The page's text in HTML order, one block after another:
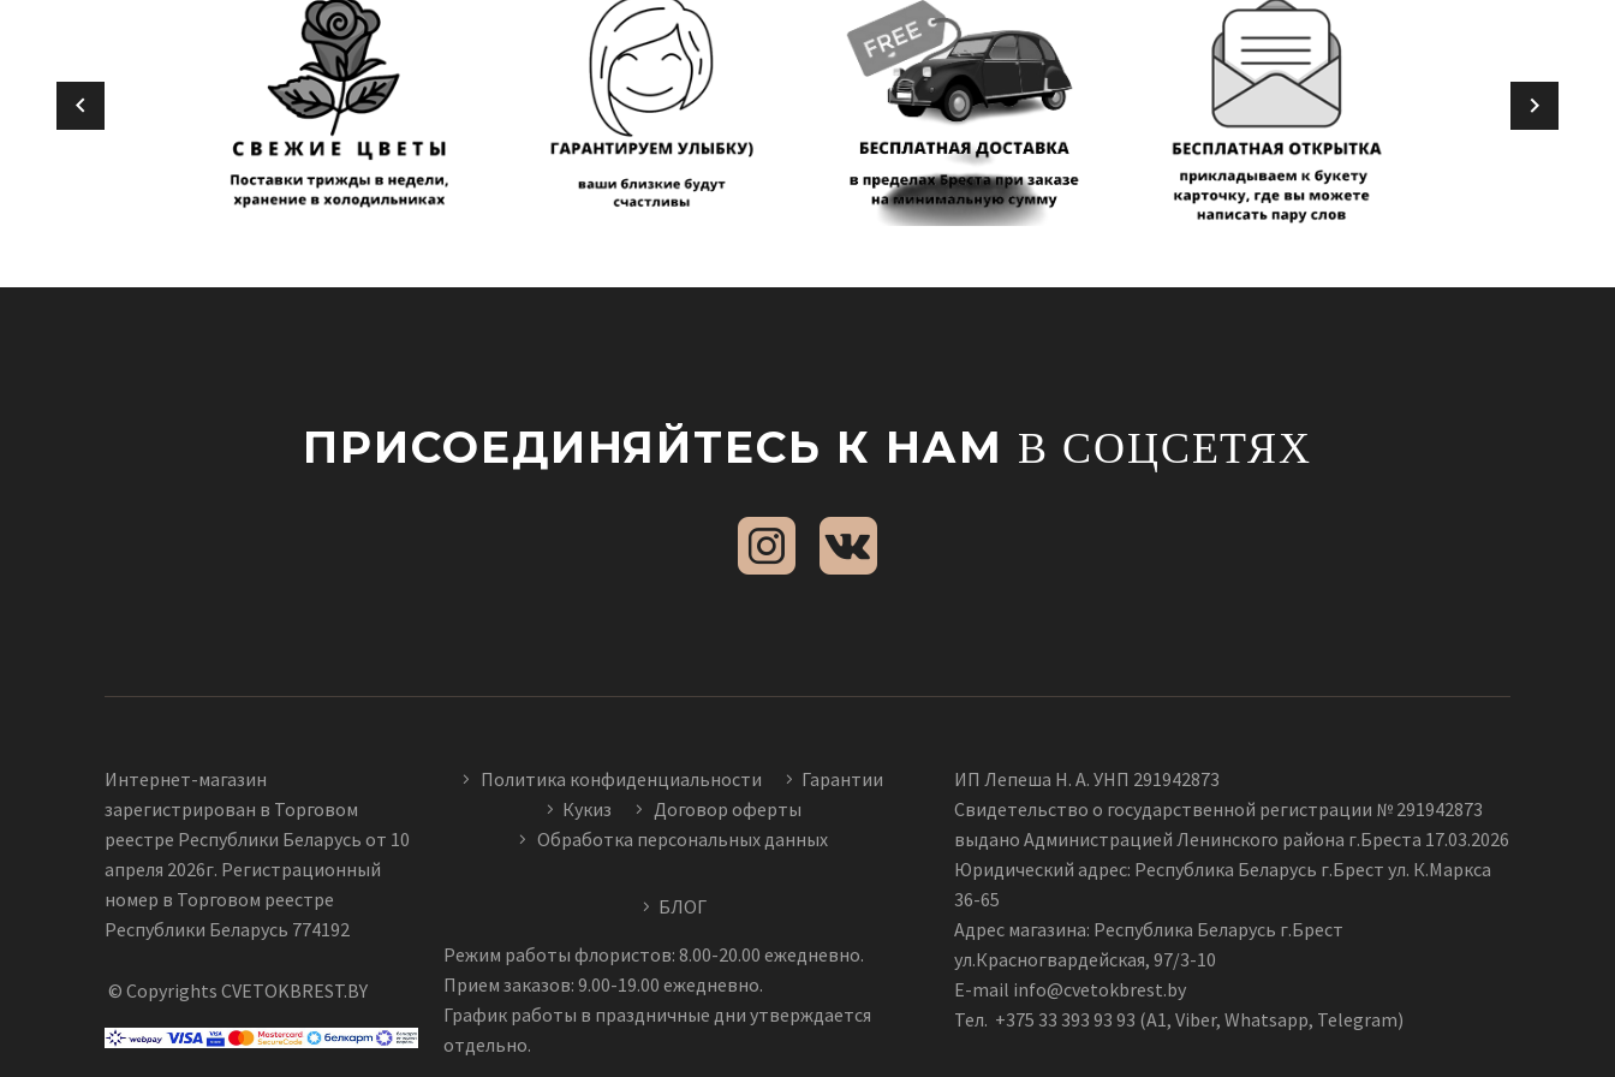
ПРИСОЕДИНЯЙТЕСЬ К НАМ В СОЦСЕТЯХ
Интернет-магазин
зарегистрирован в Торговом
реестре Республики Беларусь от 10
апреля 2026г. Регистрационный
номер в Торговом реестре
Республики Беларусь 774192
© Copyrights CVETOKBREST.BY
Политика конфиденциальности
Гарантии
Кукиз
Договор оферты
Обработка персональных данных
БЛОГ
Режим работы флористов: 8.00-20.00 ежедневно.
Прием заказов: 9.00-19.00 ежедневно.
График работы в праздничные дни утверждается
отдельно.
ИП Лепеша Н. А. УНП 291942873
Свидетельство о государственной регистрации № 291942873
выдано Администрацией Ленинского района г.Бреста 17.03.2026
Юридический адрес: Республика Беларусь г.Брест ул. К.Маркса
36-65
Адрес магазина: Республика Беларусь г.Брест
ул.Красногвардейская, 97/3-10
E-mail info@cvetokbrest.by
Тел. +375 33 393 93 93 (А1, Viber, Whatsapp, Telegram)